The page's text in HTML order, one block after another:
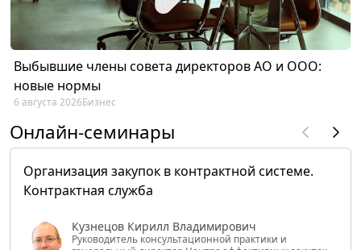
Выбывшие члены совета директоров АО и ООО:
новые нормы
6 августа 2026Бизнес
Онлайн-семинары
Организация закупок в контрактной системе.
Контрактная служба
Кузнецов Кирилл Владимирович
Руководитель консультационной практики и